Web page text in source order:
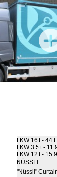
LKW 16 t - 44 t
LKW 3.5 t -
LKW 12 t -
NÜSSLI
"Nüssli"